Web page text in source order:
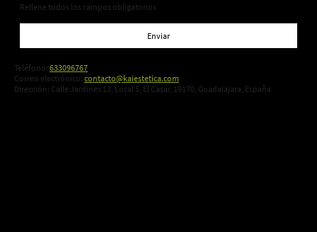
Rellene todos los campos obligatorios
Enviar
Teléfono: 633096767
Correo electrónico: contacto@kaiestetica.com
Dirección: Calle Jardines 13, Local 5, El Casar, 19170, Guadalajara, España